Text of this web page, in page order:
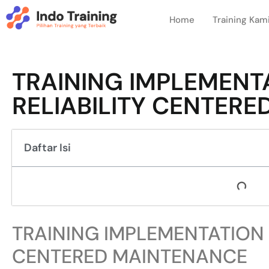
Home Training
TRAINING
RELIABILITY
Daftar Isi
TRAINING
CENTERED MAINTENANCE